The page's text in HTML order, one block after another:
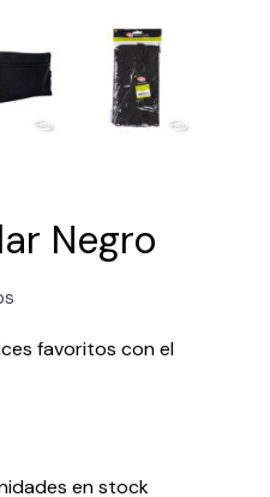
Negro
favoritos con el
en stock